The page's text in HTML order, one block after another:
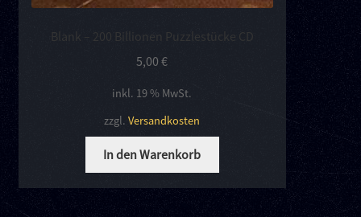
Blank – 200 Billionen Puzzlestücke CD
5,00€
inkl. 19 % MwSt.
zzgl.Versandkosten
In den Warenkorb